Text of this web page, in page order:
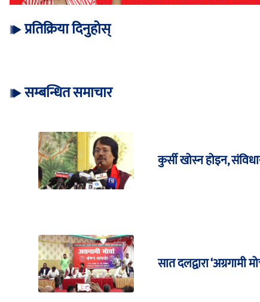
प्रतिक्रिया दिनुहोस्
सम्बन्धित समाचार
कुर्सी खोस्न होइन,
सात दलद्वारा ‘अग्रगामी